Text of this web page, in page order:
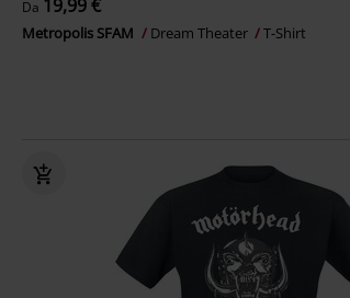
Da 19,99 €
Metropolis SFAM Dream Theater T-Shirt